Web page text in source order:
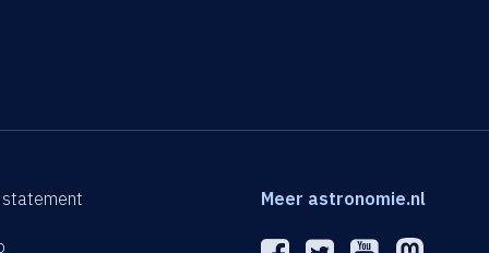
Meer astronomie.nl